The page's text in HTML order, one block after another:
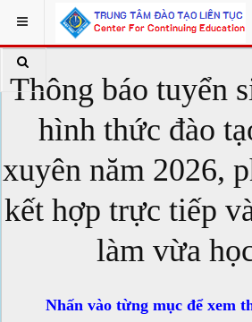
Thông báo tuyển
hình thức đào
xuyên năm 2026,
kết hợp trực tiếp
làm vừa
Nhấn vào từng mục để xem